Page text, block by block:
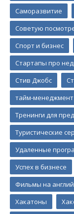
Саморазвитие
Советую
Спорт и бизнес
Стартапы про
Стив Джобс
тайм-менеджмент
Тренинги для
Туристические
Удаленные
Успех в бизнесе
Фильмы на
Хакатоны